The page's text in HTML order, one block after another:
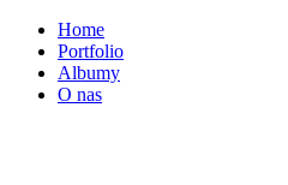
Home
Portfolio
Albumy
O nas